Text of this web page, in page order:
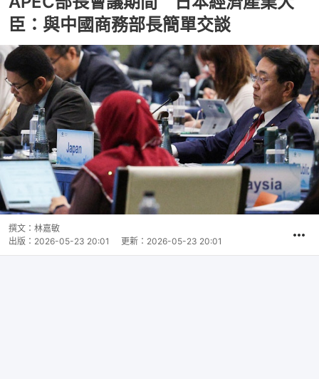
臣：與中國商務部長簡單交談
撰文： 林嘉敏
出版： 2026-05-23 20:01 更新： 2026-05-23 20:01